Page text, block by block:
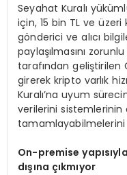
Seyahat Kuralı
için, 15 bin TL ve
gönderici ve alıcı
paylaşılmasını
tarafından geliştirilen
girerek kripto varlık
Kuralı’na uyum
verilerini sistemlerinin
tamamlayabilmelerini
On-premise
dışına çıkmıyor